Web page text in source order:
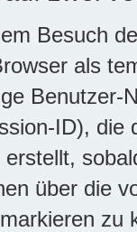
Besuch
als
ID), die
über die
zu